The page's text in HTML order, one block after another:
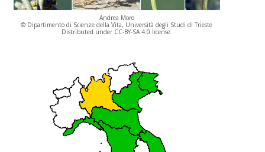
Andrea Moro
© Dipartimento di Scienze della Vita, Università degli Studi di Trieste
Distributed under CC-BY-SA 4.0 license.